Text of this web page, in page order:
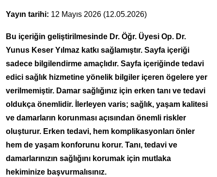
Yayın tarihi: 12 Mayıs 2026 (12.05.2026)
Bu içeriğin geliştirilmesinde Dr. Öğr. Üyesi Op. Dr.
Yunus Keser Yılmaz katkı sağlamıştır. Sayfa içeriği
sadece bilgilendirme amaçlıdır. Sayfa içeriğinde tedavi
edici sağlık hizmetine yönelik bilgiler içeren ögelere yer
verilmemiştir. Damar sağlığınız için erken tanı ve tedavi
oldukça önemlidir. İlerleyen varis; sağlık, yaşam kalitesi
ve damarların korunması açısından önemli riskler
oluşturur. Erken tedavi, hem komplikasyonları önler
hem de yaşam konforunu korur. Tanı, tedavi ve
damarlarınızın sağlığını korumak için mutlaka
hekiminize başvurmalısınız.